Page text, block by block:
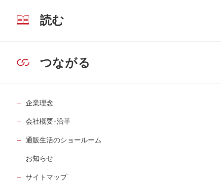
読む
つながる
企業理念
会社概要･沿革
通販生活のショールーム
お知らせ
サイトマップ